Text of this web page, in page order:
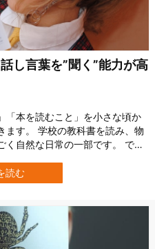
し言葉を”聞く”能力が高
「本を読むこと」を小さな頃か
ます。 学校の教科書を読み、物
く自然な日常の一部です。 で
。 この問いに正面から向き合っ
（USP）の研究チームです。 研
読む